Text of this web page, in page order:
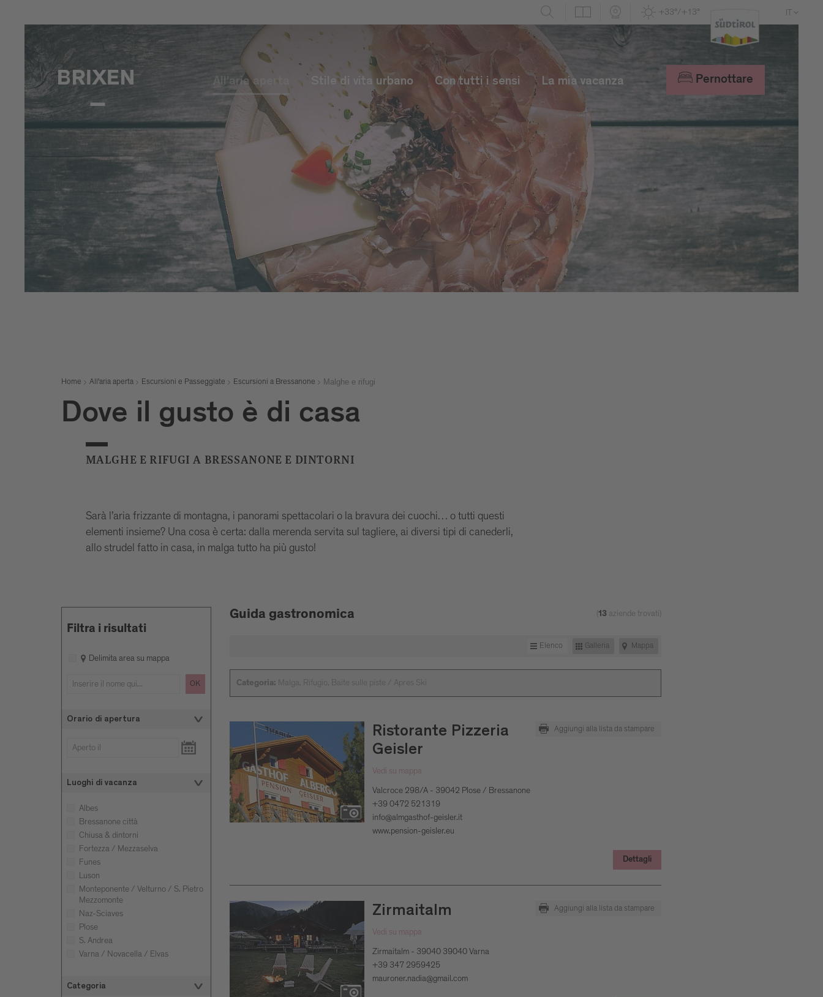
+33°/+13° IT
All'aria aperta Stile di vita urbano Con tutti i sensi La mia vacanza Pernottare
Home All'aria aperta Escursioni e Passeggiate Escursioni a Bressanone Malghe e rifugi
Dove il gusto è di casa
MALGHE E RIFUGI A BRESSANONE E DINTORNI
Sarà l’aria frizzante di montagna, i panorami spettacolari o la bravura dei cuochi… o tutti questi
elementi insieme? Una cosa è certa: dalla merenda servita sul tagliere, ai diversi tipi di canederli,
allo strudel fatto in casa, in malga tutto ha più gusto!
Filtra i risultati
Delimita area su mappa
OK
Orario di apertura
Luoghi di vacanza
Albes
Bressanone città
Chiusa & dintorni
Fortezza / Mezzaselva
Funes
Luson
Monteponente / Velturno / S. Pietro
Mezzomonte
Naz-Sciaves
Plose
S. Andrea
Varna / Novacella / Elvas
Categoria
13aziende trovati)
Guida gastronomica
Elenco Galleria Mappa
Categoria: Malga, Rifugio, Baite sulle piste / Apres Ski
Aggiungi alla lista da stampare
Ristorante Pizzeria
Geisler
Vedi su mappa
Valcroce 298/A - 39042 Plose / Bressanone
+39 0472 521319
info@almgasthof-geisler.it
www.pension-geisler.eu
Dettagli
Aggiungi alla lista da stampare
Zirmaitalm
Vedi su mappa
Zirmaitalm - 39040 39040 Varna
+39 347 2959425
mauroner.nadia@gmail.com